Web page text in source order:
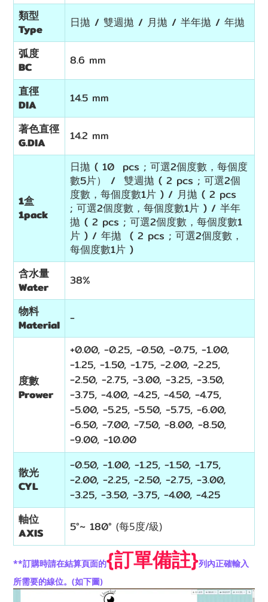
類型
Type
日拋 / 雙週拋 / 月拋 / 半年拋 / 年拋
弧度
BC
8.6 mm
直徑
DIA
14.5 mm
著色直徑
G.DIA
14.2 mm
1盒
1pack
日拋 ( 10 pcs ; 可選2個度數，每個度
數5片） / 雙週拋 ( 2 pcs ; 可選2個
度數，每個度數1片 ) / 月拋 ( 2 pcs
; 可選2個度數，每個度數1片 ) / 半年
拋 ( 2 pcs ; 可選2個度數，每個度數1
片 ) / 年拋 ( 2 pcs ; 可選2個度數，
每個度數1片 )
含水量
Water
38%
物料
Material
-
度數
Prower
+0.00, -0.25, -0.50, -0.75, -1.00,
-1.25, -1.50, -1.75, -2.00, -2.25,
-2.50, -2.75, -3.00, -3.25, -3.50,
-3.75, -4.00, -4.25, -4.50, -4.75,
-5.00, -5.25, -5.50, -5.75, -6.00,
-6.50, -7.00, -7.50, -8.00, -8.50,
-9.00, -10.00
散光
CYL
-0.50, -1.00, -1.25, -1.50, -1.75,
-2.00, -2.25, -2.50, -2.75, -3.00,
-3.25, -3.50, -3.75, -4.00, -4.25
軸位
AXIS
5°~ 180° (每5度/級)
**訂購時請在結算頁面的{訂單備註}列內正確輸入
所需要的線位。 (如下圖)